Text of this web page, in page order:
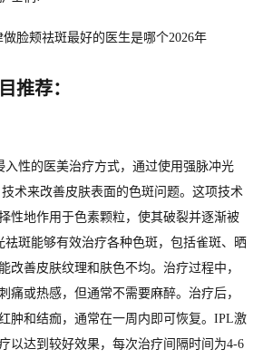
推荐：
性的医美治疗方式，通过使用强脉冲光
技术来改善皮肤表面的色斑问题。这项技术
性地作用于色素颗粒，使其破裂并逐渐被
祛斑能够有效治疗各种色斑，包括雀斑、晒
改善皮肤纹理和肤色不均。治疗过程中，
痛或热感，但通常不需要麻醉。治疗后，
肿和结痂，通常在一周内即可恢复。IPL激
以达到较好效果，每次治疗间隔时间为4-6